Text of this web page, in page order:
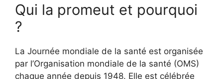
Qui la promeut et pourquoi
?
La Journée mondiale de la santé est organisée
par l’Organisation mondiale de la santé (OMS)
chaque année depuis 1948. Elle est célébrée